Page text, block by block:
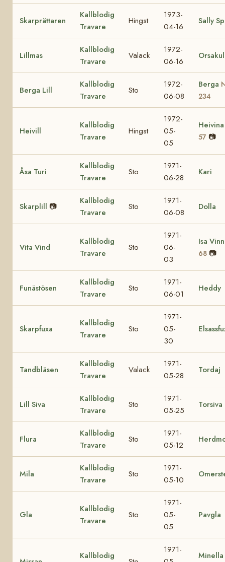
Skarprättaren
Kallblodig
Travare
Hingst
1973-
04-16
Sally
Lillmas
Kallblodig
Travare
Valack
1972-
06-16
Berga Lill
Kallblodig
Travare
Sto
1972-
06-08
Berga
234
Heivill
Kallblodig
Travare
Hingst
1972-
05-
05
57 📷
Åsa Turi
Kallblodig
Travare
Sto
1971-
06-28
Kari
Skarplill 📷
Kallblodig
Travare
Sto
1971-
06-08
Dolla
Vita Vind
Kallblodig
Travare
Sto
1971-
06-
03
Isa
68 📷
Funästösen
Kallblodig
Travare
Sto
1971-
06-01
Heddy
Skarpfuxa
Kallblodig
Travare
Sto
1971-
05-
30
Tandbläsen
Kallblodig
Travare
Valack
1971-
05-28
Tordaj
Lill Siva
Kallblodig
Travare
Sto
1971-
05-25
Torsiva
Flura
Kallblodig
Travare
Sto
1971-
05-12
Mila
Kallblodig
Travare
Sto
1971-
05-10
Gla
Kallblodig
Travare
Sto
1971-
05-
05
Pavgla
Kallblodig
1971-
Minella